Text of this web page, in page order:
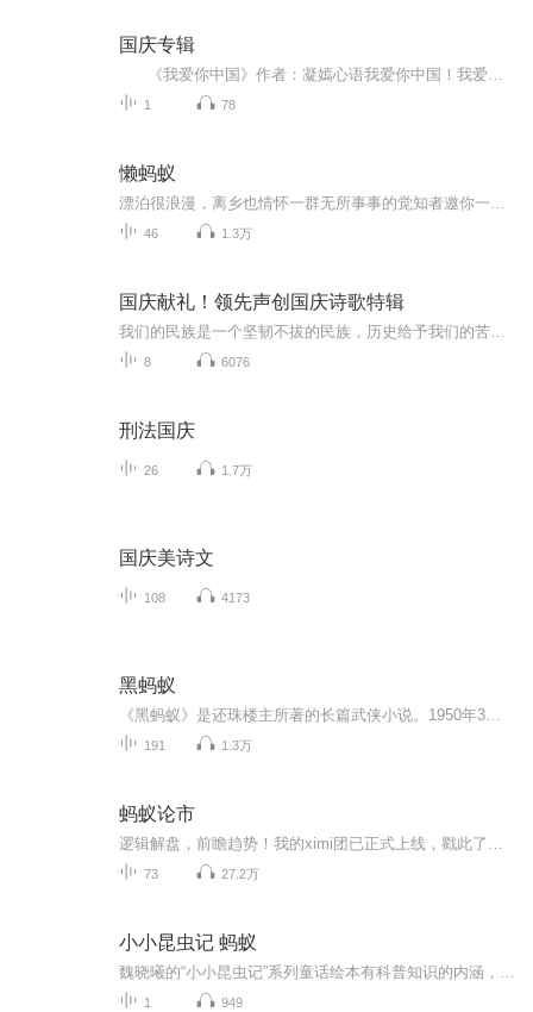
国庆专辑
1 78
懒蚂蚁
46 1.3万
国庆献礼！领先声创国庆诗歌特辑
8 6076
刑法国庆
26 1.7万
国庆美诗文
108 4173
黑蚂蚁
191 1.3万
蚂蚁论市
73 27.2万
小小昆虫记 蚂蚁
1 949